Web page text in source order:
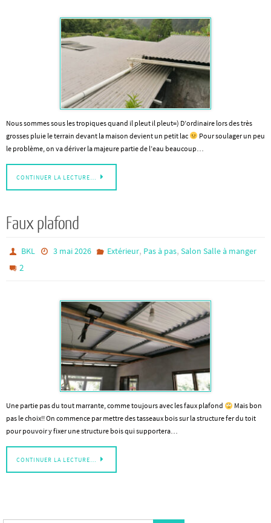
Nous sommes sous les tropiques quand il pleut il pleut=) D’ordinaire lors des très
grosses pluie le terrain devant la maison devient un petit lac
Pour soulager un peu
le problème, on va dériver la majeure partie de l’eau beaucoup…
CONTINUER LA LECTURE…
Faux plafond
BKL 3 mai 2026 Extérieur, Pas à pas, Salon Salle à manger
2
Une partie pas du tout marrante, comme toujours avec les faux plafond
Mais bon
pas le choix!! On commence par mettre des tasseaux bois sur la structure fer du toit
pour pouvoir y fixer une structure bois qui supportera…
CONTINUER LA LECTURE…